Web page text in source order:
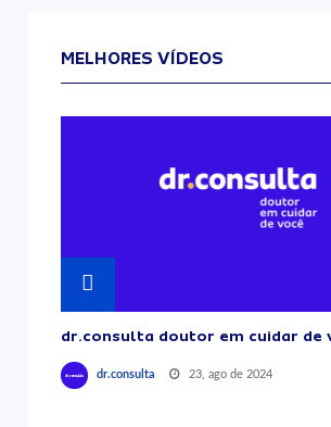
MELHORES VÍDEOS
dr.consulta doutor em cuidar de
dr.consulta 23, ago de 2024